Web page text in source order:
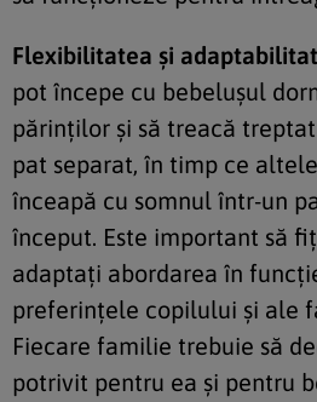
Flexibilitatea și
pot începe cu bebelușul
părinților și să treacă
pat separat, în timp ce
înceapă cu somnul într-un
început. Este important să
adaptați abordarea în
preferințele copilului și ale
Fiecare familie trebuie să
potrivit pentru ea și pentru